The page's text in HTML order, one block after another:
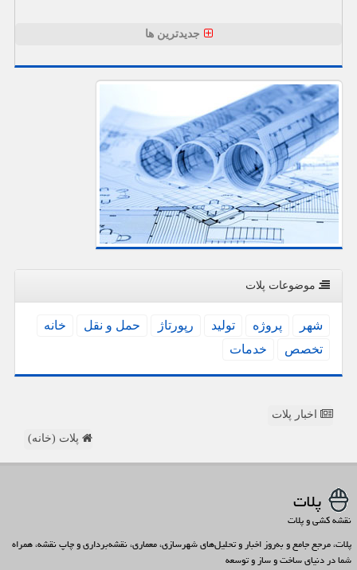
جدیدترین ها
موضوعات پلات
شهر پروژه تولید رپورتاژ حمل و نقل
خانه
تخصص
خدمات
اخبار پلات
پلات (خانه)
پلات
نقشه کشی و پلات
پلات، مرجع جامع و به‌روز اخبار و تحلیل‌های شهرسازی، معماری، نقشه‌برداری و چاپ نقشه، همراه
شما در دنیای ساخت و ساز و توسعه